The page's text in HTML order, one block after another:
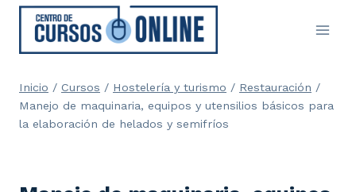
Saltar
contenido
Inicio / Cursos / Hostelería y turismo / Restauración /
Manejo de maquinaria, equipos y utensilios básicos para
la elaboración de helados y semifríos